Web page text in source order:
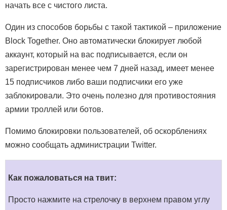
начать все с чистого листа.
Один из способов борьбы с такой тактикой – приложение
Block Together. Оно автоматически блокирует любой
аккаунт, который на вас подписывается, если он
зарегистрирован менее чем 7 дней назад, имеет менее
15 подписчиков либо ваши подписчики его уже
заблокировали. Это очень полезно для противостояния
армии троллей или ботов.
Помимо блокировки пользователей, об оскорблениях
можно сообщать администрации Twitter.
Как пожаловаться на твит:
Просто нажмите на стрелочку в верхнем правом углу